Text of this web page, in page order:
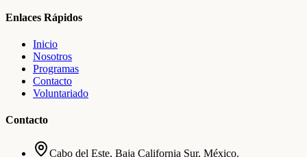
Enlaces Rápidos
Inicio
Nosotros
Programas
Contacto
Voluntariado
Contacto
Cabo del Este, Baja California Sur, México.